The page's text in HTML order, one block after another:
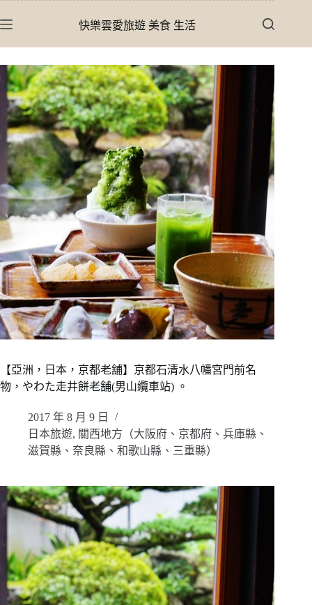
至
內
容
快樂雲愛旅遊 美食 生活
【亞洲，日本，京都老舖】京都石清水八幡宮門前名
物，やわた走井餅老舗(男山纜車站) 。
2017 年 8 月 9 日
日本旅遊, 關西地方（大阪府、京都府、兵庫縣、
滋賀縣、奈良縣、和歌山縣、三重縣）